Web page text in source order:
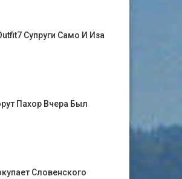
Супруги Само И Иза
Пахор Вчера Был
Словенского